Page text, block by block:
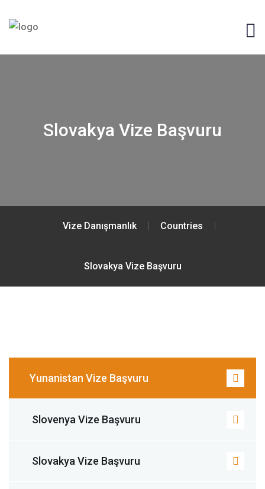
Slovakya Vize Başvuru
Vize Danışmanlık Countries
Slovakya Vize Başvuru
Yunanistan Vize Başvuru
Slovenya Vize Başvuru
Slovakya Vize Başvuru